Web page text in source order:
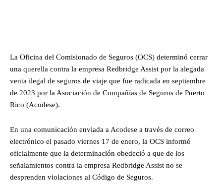
La Oficina del Comisionado de Seguros (OCS) determinó cerrar
una querella contra la empresa Redbridge Assist por la alegada
venta ilegal de seguros de viaje que fue radicada en septiembre
de 2023 por la Asociación de Compañías de Seguros de Puerto
Rico (Acodese).
En una comunicación enviada a Acodese a través de correo
electrónico el pasado viernes 17 de enero, la OCS informó
oficialmente que la determinación obedeció a que de los
señalamientos contra la empresa Redbridge Assist no se
desprenden violaciones al Código de Seguros.